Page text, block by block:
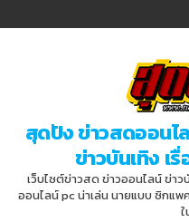
สุดปัง ข่าวสดออน
ข่าวบันเทิง เ
เว็บไซต์ข่าวสด ข่าวออนไลน์ ข่า
ออนไลน์ pc น่าเล่น นายแบบ ซิกแพ